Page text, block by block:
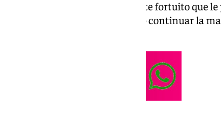
mujer había sufrido un accidente fortuito que
imposibilitándole por completo continuar la